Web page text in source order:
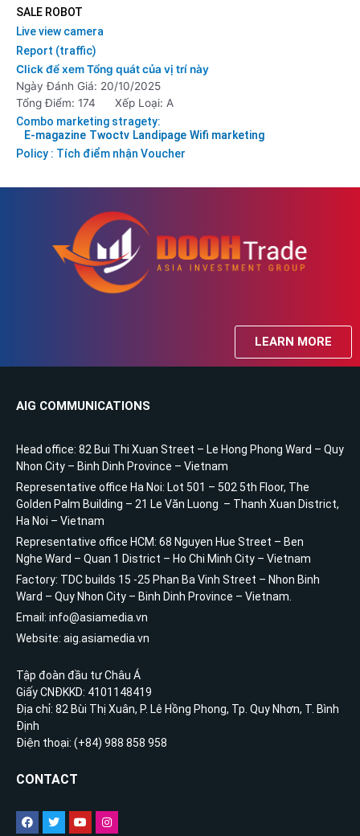
SALE ROBOT
Live view camera
Report (traffic)
Click để xem Tổng quát của vị trí này
Ngày Đánh Giá: 20/10/2025
Tổng Điểm: 174
Xếp Loại: A
Combo marketing stragety:
E-magazine Twoctv Landipage Wifi marketing
Policy : Tích điểm nhận Voucher
LEARN MORE
AIG COMMUNICATIONS
Head office: 82 Bui Thi Xuan Street – Le Hong Phong Ward – Quy
Nhon City – Binh Dinh Province – Vietnam
Representative office Ha Noi: Lot 501 – 502 5th Floor, The
Golden Palm Building – 21 Le Văn Luong – Thanh Xuan District,
Ha Noi – Vietnam
Representative office HCM: 68 Nguyen Hue Street – Ben
Nghe Ward – Quan 1 District – Ho Chi Minh City – Vietnam
Factory: TDC builds 15 -25 Phan Ba Vinh Street – Nhon Binh
Ward – Quy Nhon City – Binh Dinh Province – Vietnam.
Email: info@asiamedia.vn
Website: aig.asiamedia.vn
Tập đoàn đầu tư Châu Á
Giấy CNĐKKD: 4101148419
Địa chỉ: 82 Bùi Thị Xuân, P. Lê Hồng Phong, Tp. Quy Nhơn, T. Bình
Định
Điện thoại: (+84) 988 858 958
CONTACT